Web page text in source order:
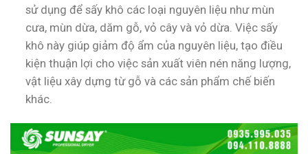
sử dụng để sấy khô các loại nguyên liệu như mùn
cưa, mùn dừa, dăm gỗ, vỏ cây và vỏ dừa. Việc sấy
khô này giúp giảm độ ẩm của nguyên liệu, tạo điều
kiện thuận lợi cho việc sản xuất viên nén năng lượng,
vật liệu xây dựng từ gỗ và các sản phẩm chế biến
khác.